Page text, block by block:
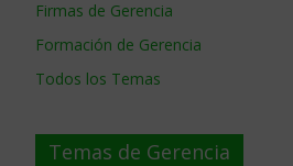
Firmas de Gerencia
Formación de Gerencia
Todos los Temas
Temas de Gerencia